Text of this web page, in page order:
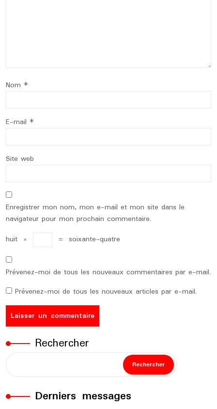
Nom *
E-mail *
Site web
Enregistrer mon nom, mon e-mail et mon site dans le
navigateur pour mon prochain commentaire.
huit × = soixante-quatre
Prévenez-moi de tous les nouveaux commentaires par e-mail.
Prévenez-moi de tous les nouveaux articles par e-mail.
Rechercher
Rechercher
Derniers messages